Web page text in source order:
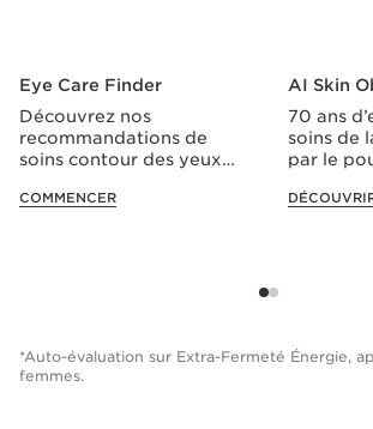
Eye Care Finder
Découvrez nos
recommandations de
soins contour des yeux
COMMENCER
AI Skin
70 ans
soins de
par le
*Auto-évaluation sur Extra-Fermeté Énergie,
femmes.